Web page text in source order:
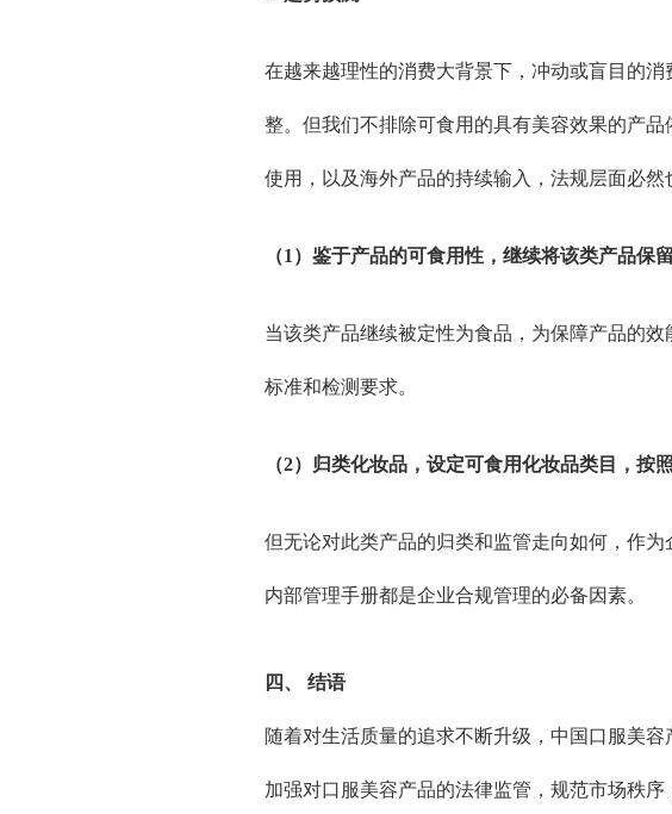
在越来越理性的消费大背景下，冲动或盲目的
整。但我们不排除可食用的具有美容效果的产
使用，以及海外产品的持续输入，法规层面必然
（1）鉴于产品的可食用性 ，继续将该类产品保
当该类产品继续被定性为食品，为保障产品的
标准和检测要求。
（2）归类化妆品 ，设定可食用化妆品类目，按
但无论对此类产品的归类和监管走向如何，作
内部管理手册都是企业合规管理的必备因素。
四、 结语
随着对生活质量的追求不断升级，中国口服美
加强对口服美容产品的法律监管，规范市场秩